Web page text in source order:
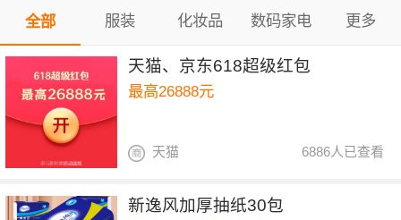
全部 服装 化妆品 数码家电 更多
天猫、京东618超级红包
最高26888元
6886人已查看
天猫
新逸风加厚抽纸30包